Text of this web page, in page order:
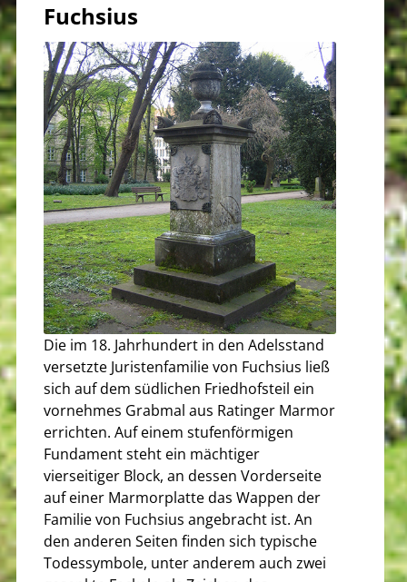
Fuchsius
Die im 18. Jahrhundert in den Adelsstand
versetzte Juristenfamilie von Fuchsius ließ
sich auf dem südlichen Friedhofsteil ein
vornehmes Grabmal aus Ratinger Marmor
errichten. Auf einem stufenförmigen
Fundament steht ein mächtiger
vierseitiger Block, an dessen Vorderseite
auf einer Marmorplatte das Wappen der
Familie von Fuchsius angebracht ist. An
den anderen Seiten finden sich typische
Todessymbole, unter anderem auch zwei